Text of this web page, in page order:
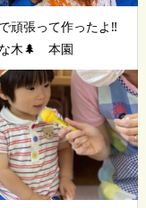
頑張って作ったよ‼️
木🌲 本園